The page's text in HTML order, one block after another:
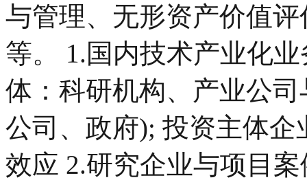
与管理、无形资产价值
等。 1.国内技术产业化
体：科研机构、产业公
公司、政府); 投资主体
效应 2.研究企业与项目